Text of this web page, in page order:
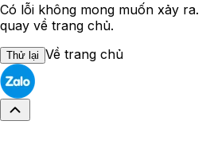
Có lỗi không mong muốn xảy
quay về trang chủ.
Thử lại Về trang chủ